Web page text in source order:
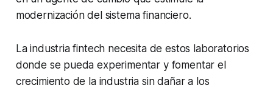
modernización del sistema financiero.
La industria fintech necesita de estos laboratorios
donde se pueda experimentar y fomentar el
crecimiento de la industria sin dañar a los